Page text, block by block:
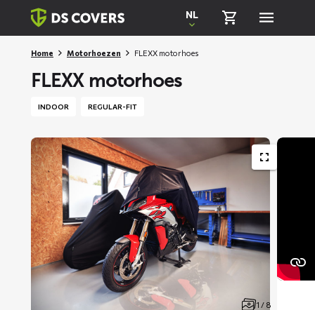
Skiplinks
NL
Home Motorhoezen FLEXX motorhoes
FLEXX motorhoes
INDOOR REGULAR-FIT
1 / 8